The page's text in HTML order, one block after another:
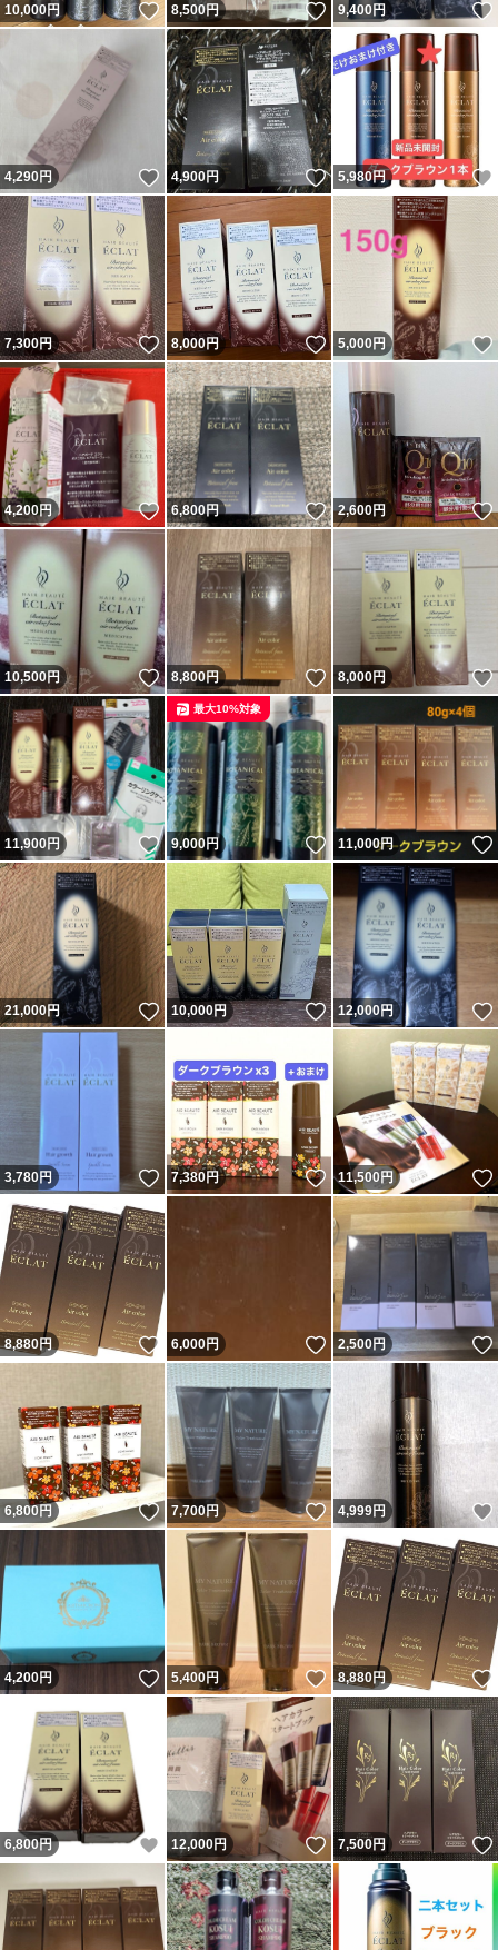
10,000円 いいね！
8,500円 いいね！
9,400円
4,290円 いいね！
4,900円 いいね！
5,980円
7,300円 いいね！
8,000円 いいね！
5,000円
4,200円 いいね！
6,800円 いいね！
2,600円
10,500円 いいね！
8,800円 いいね！
8,000円
11,900円 いいね！
9,000円 いいね！
最大10%対象
11,000円
21,000円 いいね！
10,000円 いいね！
12,000円
3,780円 いいね！
7,380円 いいね！
11,500円
8,880円 いいね！
6,000円 いいね！
2,500円
6,800 円 いいね！
7,700円 いいね！
4,999円
4,200円 いいね！
5,400円 いいね！
8,880円
6,800円 いいね！
12,000円 いいね！
7,500円